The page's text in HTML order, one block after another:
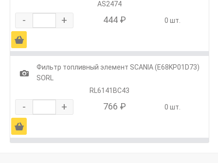
AS2474
- + 444 ₽ 0 шт.
Ä
1
Фильтр топливный элемент SCANIA (E68KP01D73)
SORL
RL6141BC43
- + 766 ₽ 0 шт.
Ä